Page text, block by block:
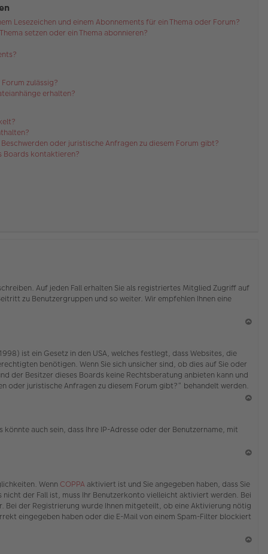
Lesezeichen und einem Abonnements für ein Thema oder Forum?
setzen oder ein Thema abonnieren?
zulässig?
erhalten?
oder juristische Anfragen zu diesem Forum gibt?
Boards kontaktieren?
Auf jeden Fall erhalten Sie als registriertes Mitglied Zugriff auf
zu Benutzergruppen und so weiter. Wir empfehlen Ihnen eine
o
b
en
ist ein Gesetz in den USA, welches festlegt, dass Websites, die
benötigen. Wenn Sie sich unsicher sind, ob dies auf Sie oder
der Besitzer dieses Boards keine Rechtsberatung anbieten kann und
oder juristische Anfragen zu diesem Forum gibt?“ behandelt werden.
b
auch sein, dass Ihre IP-Adresse oder der Benutzername, mit
h
o
b
en
Wenn COPPA aktiviert ist und Sie angegeben haben, dass Sie
nicht der Fall ist, muss Ihr Benutzerkonto vielleicht aktiviert werden. Bei
Bei der Registrierung wurde Ihnen mitgeteilt, ob eine Aktivierung nötig
eingegeben haben oder die E-Mail von einem Spam-Filter blockiert